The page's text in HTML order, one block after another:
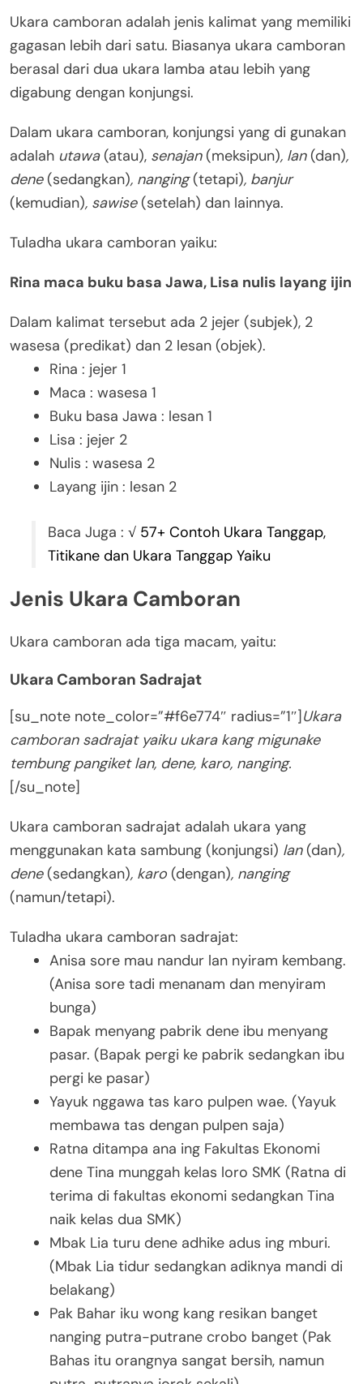
Ukara camboran adalah jenis kalimat yang memiliki
gagasan lebih dari satu. Biasanya ukara camboran
berasal dari dua ukara lamba atau lebih yang
digabung dengan konjungsi.
Dalam ukara camboran, konjungsi yang di gunakan
adalah utawa(atau), senajan(meksipun), lan (dan),
dene (sedangkan), nanging(tetapi), banjur
(kemudian), sawise (setelah) dan lainnya.
Tuladha ukara camboran yaiku:
Rina maca buku basa Jawa, Lisa nulis layang ijin
Dalam kalimat tersebut ada 2 jejer (subjek), 2
wasesa (predikat) dan 2 lesan (objek).
Rina : jejer 1
Maca : wasesa 1
Buku basa Jawa : lesan 1
Lisa : jejer 2
Nulis : wasesa 2
Layang ijin : lesan 2
Baca Juga : √ 57+ Contoh Ukara Tanggap,
Titikane dan Ukara Tanggap Yaiku
Jenis Ukara Camboran
Ukara camboran ada tiga macam, yaitu:
Ukara Camboran Sadrajat
[su_note note_color=”#f6e774″ radius=”1″]Ukara
camboran sadrajat yaiku ukara kang migunake
tembung pangiket lan, dene, karo, nanging.
[/su_note]
Ukara camboran sadrajat adalah ukara yang
menggunakan kata sambung (konjungsi) lan (dan),
dene (sedangkan), karo (dengan), nanging
(namun/tetapi).
Tuladha ukara camboran sadrajat:
Anisa sore mau nandur lan nyiram kembang.
(Anisa sore tadi menanam dan menyiram
bunga)
Bapak menyang pabrik dene ibu menyang
pasar. (Bapak pergi ke pabrik sedangkan ibu
pergi ke pasar)
Yayuk nggawa tas karo pulpen wae. (Yayuk
membawa tas dengan pulpen saja)
Ratna ditampa ana ing Fakultas Ekonomi
dene Tina munggah kelas loro SMK (Ratna di
terima di fakultas ekonomi sedangkan Tina
naik kelas dua SMK)
Mbak Lia turu dene adhike adus ing mburi.
(Mbak Lia tidur sedangkan adiknya mandi di
belakang)
Pak Bahar iku wong kang resikan banget
nanging putra-putrane crobo banget (Pak
Bahas itu orangnya sangat bersih, namun